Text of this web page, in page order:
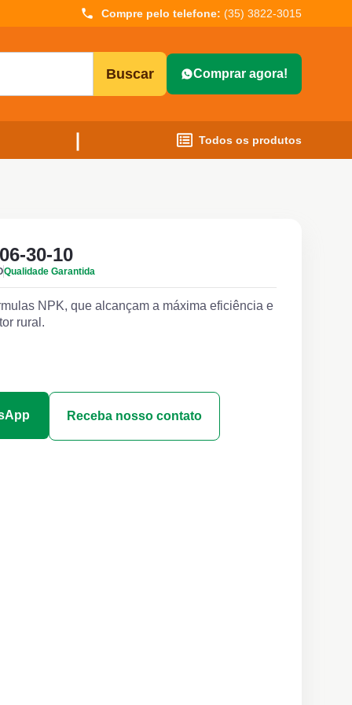
Compre pelo telefone: (35) 3822-3015
Buscar Comprar agora!
Todos os produtos
30-10
Qualidade Garantida
NPK, que alcançam a máxima eficiência e
rural.
Receba nosso contato